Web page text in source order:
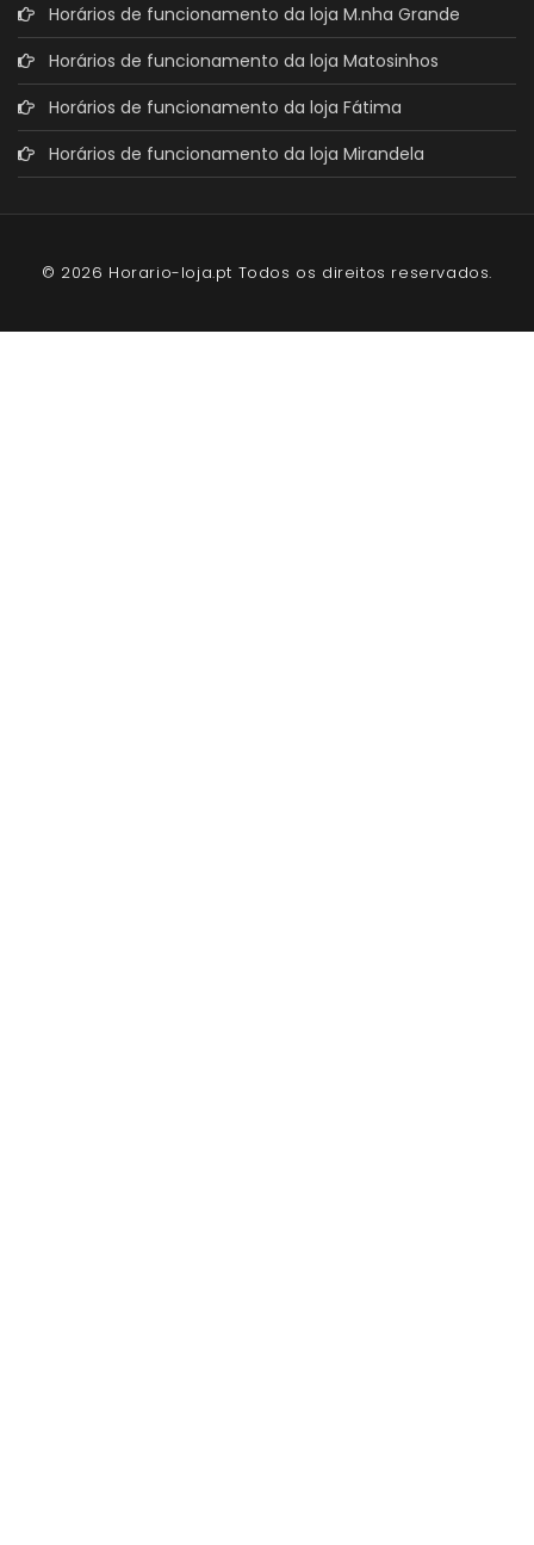
Horários de funcionamento da loja M.nha Grande
Horários de funcionamento da loja Matosinhos
Horários de funcionamento da loja Fátima
Horários de funcionamento da loja Mirandela
© 2026 Horario-loja.pt Todos os direitos reservados.